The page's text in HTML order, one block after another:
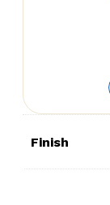
Finish